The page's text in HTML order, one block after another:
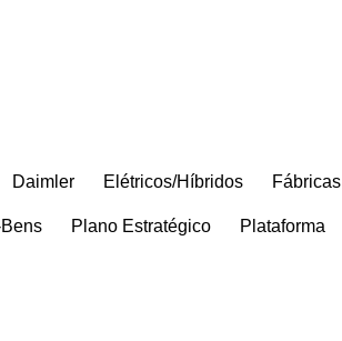
Daimler Elétricos/Híbridos Fábricas
Plano Estratégico Plataforma